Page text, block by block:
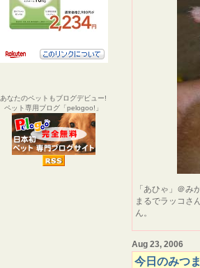
あなたのペットもブログデビュー!
ペット専用ブログ「pelogoo!」
「あひゃ」＠み
まるでラッコさ
ん。
Aug 23, 2006
今日のみつ